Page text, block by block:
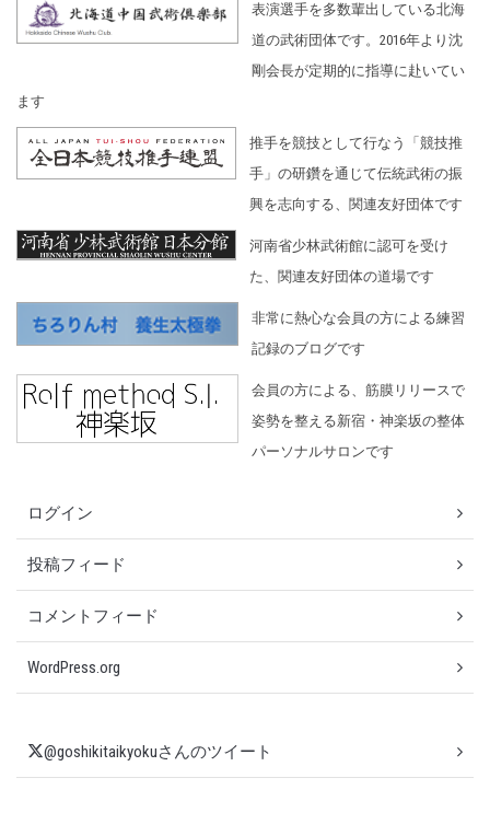
表演選手を多数輩出している北海
道の武術団体です。2016年より沈
剛会長が定期的に指導に赴いてい
ます
推手を競技として行なう「競技推
手」の研鑽を通じて伝統武術の振
興を志向する、関連友好団体です
河南省少林武術館に認可を受け
た、関連友好団体の道場です
非常に熱心な会員の方による練習
記録のブログです
会員の方による、筋膜リリースで
姿勢を整える新宿・神楽坂の整体
パーソナルサロンです
ログイン
投稿フィード
コメントフィード
WordPress.org
@goshikitaikyokuさんのツイート